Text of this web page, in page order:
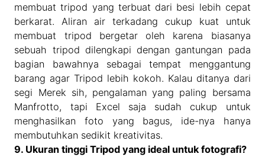
membuat tripod yang terbuat dari besi lebih cepat
berkarat. Aliran air terkadang cukup kuat untuk
membuat tripod bergetar oleh karena biasanya
sebuah tripod dilengkapi dengan gantungan pada
bagian bawahnya sebagai tempat menggantung
barang agar Tripod lebih kokoh. Kalau ditanya dari
segi Merek sih, pengalaman yang paling bersama
Manfrotto, tapi Excel saja sudah cukup untuk
menghasilkan foto yang bagus, ide-nya hanya
membutuhkan sedikit kreativitas.
9. Ukuran tinggi Tripod yang ideal untuk fotografi?